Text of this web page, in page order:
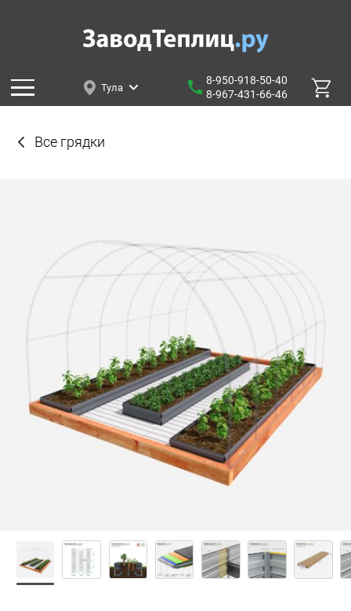
Тула
8-950-918-50-40
8-967-431-66-46
Все грядки